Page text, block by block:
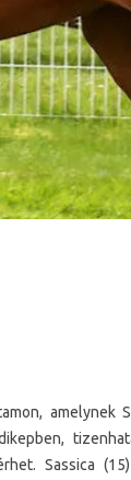
amelynek
Sassica